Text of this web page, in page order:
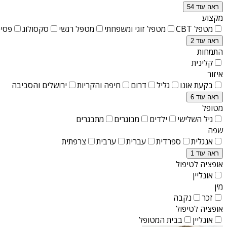
ראה עוד 54
מקצוע
מטפל CBT
מטפל זוגי ומשפחתי מטפל רגשי סקסולוג
ראה עוד 2
התמחות
קלינית
איזור
בקעת אונו
גליל דרום חיפה והקריות ירושלים והסביבה
ראה עוד 6
מטופל
גיל השלישי
ילדים מבוגרים
מתבגרים
שפה
אנגלית
ספרדית עברית ערבית צרפתית
ראה עוד 1
אופציה לטיפול
אונליין
מין
זכר
נקבה
אופציה לטיפול
אונליין
בבית המטופל